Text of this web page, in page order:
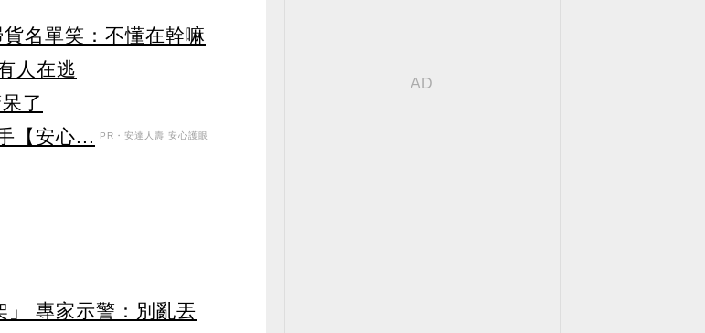
名單笑：不懂在幹嘛
人在逃
了
【安心...
PR・安達人壽 安心護眼
」 專家示警：別亂丟